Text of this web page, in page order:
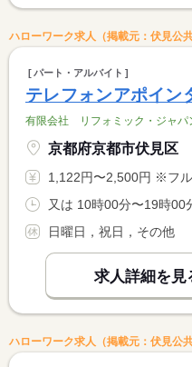
ハローワーク求人（掲載元：伏見公
パート・アルバイト
テレフォンアポイン
有限会社 リフォミック・ジャパ
京都府京都市伏見区
1,122円〜2,500円 ※フルタイム求人の場合は月
又は 10時00分〜19時00
日曜日，祝日，その他
求人詳細を見
ハローワーク求人（掲載元：伏見公